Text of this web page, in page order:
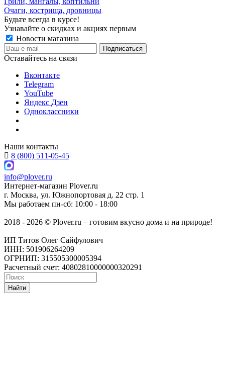
Очаги, кострища, дровницы
Будьте всегда в курсе!
Узнавайте о скидках и акциях первым
Новости магазина
Оставайтесь на связи
Вконтакте
Telegram
YouTube
Яндекс Дзен
Одноклассники
Наши контакты
8 (800) 511-05-45
info@plover.ru
Интернет-магазин Plover.ru
г. Москва, ул. Южнопортовая д. 22 стр. 1
Мы работаем пн-сб: 10:00 - 18:00
2018 - 2026 © Plover.ru – готовим вкусно дома и на природе!
ИП Титов Олег Сайфулович
ИНН: 501906264209
ОГРНИП: 315505300005394
Расчетный счет: 40802810000000320291
Найти